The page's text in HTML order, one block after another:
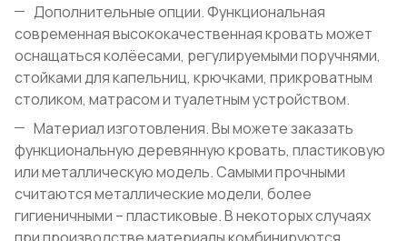
Дополнительные опции. Функциональная
современная высококачественная кровать может
оснащаться колёесами, регулируемыми поручнями,
стойками для капельниц, крючками, прикроватным
столиком, матрасом и туалетным устройством.
Материал изготовления. Вы можете заказать
функциональную деревянную кровать, пластиковую
или металлическую модель. Самыми прочными
считаются металлические модели, более
гигиеничными – пластиковые. В некоторых случаях